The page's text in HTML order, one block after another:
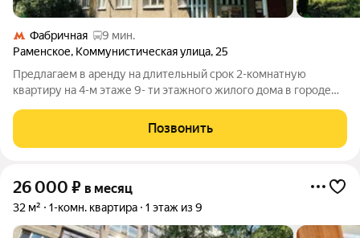
Фабричная
9 мин.
Раменское, Коммунистическая улица, 25
Предлагаем в аренду на длительный срок 2-комнатную
квартиру на 4-м этаже 9- ти этажного жилого дома в городе
оборудована всей необходимой мебелью и техникой. Санузел
совмещенный. В отдельной
Позвонить
26 000 ₽ в месяц
32 м² 1-комн. квартира 1 этаж из 9